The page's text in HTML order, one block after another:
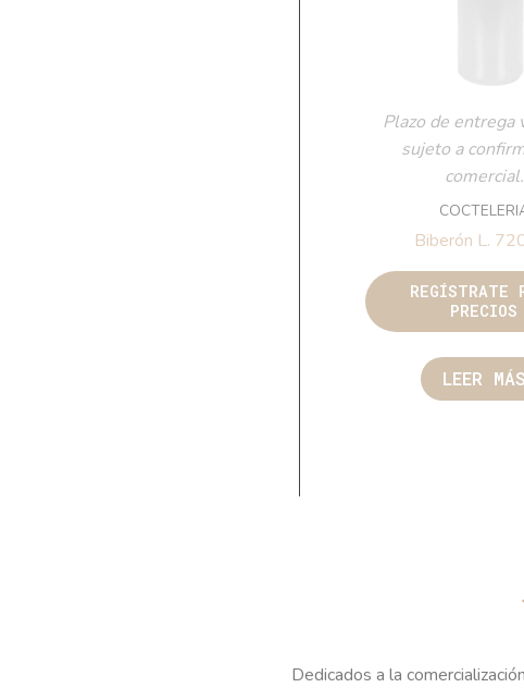
Plazo de entrega
sujeto a
comercial.
Biberón L.
REGÍSTRATE
PRECIOS
LEER MÁS
Dedicados a la